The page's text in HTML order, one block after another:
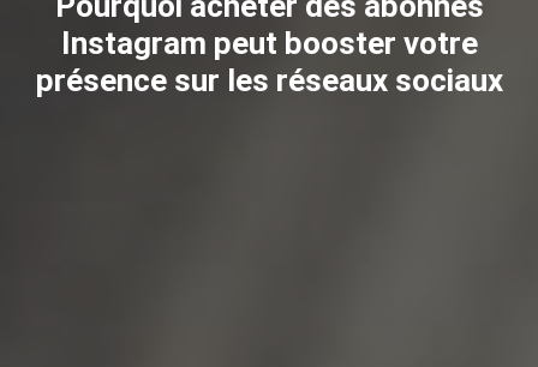
Instagram peut booster votre
présence sur les réseaux sociaux